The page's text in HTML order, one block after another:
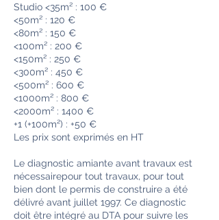
Studio <35m² : 100 €
<50m² : 120 €
<80m² : 150 €
<100m² : 200 €
<150m² : 250 €
<300m² : 450 €
<500m² : 600 €
<1000m² : 800 €
<2000m² : 1400 €
+1 (+100m²) : +50 €
Les prix sont exprimés en HT
Le diagnostic amiante avant travaux est
nécessairepour tout travaux, pour tout
bien dont le permis de construire a été
délivré avant juillet 1997. Ce diagnostic
doit être intégré au DTA pour suivre les